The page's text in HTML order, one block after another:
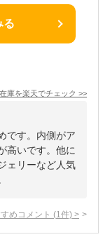
る
庫を楽天でチェック >>
です。内側がア
高いです。他に
ェリーなど人気
めコメント (1 件) >